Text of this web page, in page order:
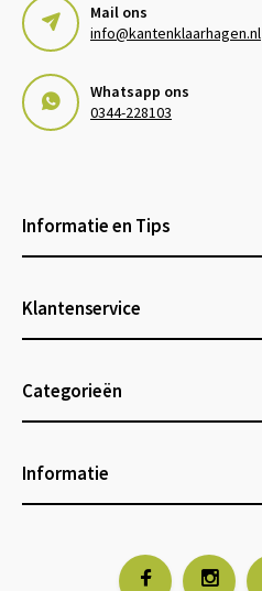
Mail ons
info@kantenklaarhagen.nl
Whatsapp ons
0344-228103
Informatie en Tips
Klantenservice
Categorieën
Informatie